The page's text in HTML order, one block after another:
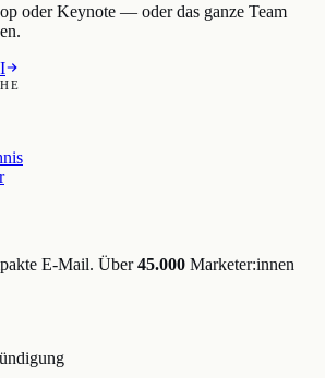
oder Keynote — oder das ganze Team
E-Mail. Über 45.000 Marketer:innen